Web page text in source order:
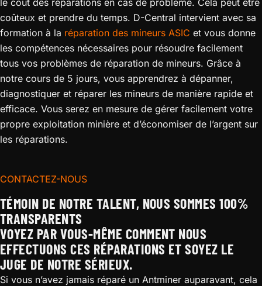
le coût des réparations en cas de problème. Cela peut être
coûteux et prendre du temps. D-Central intervient avec sa
formation à la réparation des mineurs ASIC et vous donne
les compétences nécessaires pour résoudre facilement
tous vos problèmes de réparation de mineurs. Grâce à
notre cours de 5 jours, vous apprendrez à dépanner,
diagnostiquer et réparer les mineurs de manière rapide et
efficace. Vous serez en mesure de gérer facilement votre
propre exploitation minière et d’économiser de l’argent sur
les réparations.
CONTACTEZ-NOUS
TÉMOIN DE NOTRE TALENT, NOUS SOMMES 100%
TRANSPARENTS
VOYEZ PAR VOUS-MÊME COMMENT NOUS
EFFECTUONS CES RÉPARATIONS ET SOYEZ LE
JUGE DE NOTRE SÉRIEUX.
Si vous n’avez jamais réparé un Antminer auparavant, cela